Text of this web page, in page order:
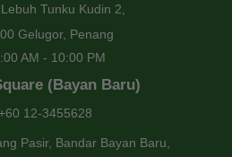
Tunku Kudin 2,
Gelugor, Penang
AM - 10:00 PM
(Bayan Baru)
12-3455628
Pasir, Bandar Bayan Baru,